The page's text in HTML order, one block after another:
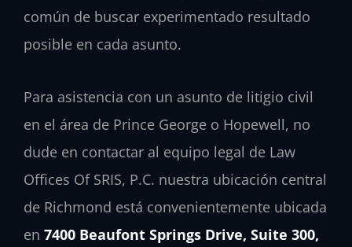
común de buscar experimentado resultado
posible en cada asunto.
Para asistencia con un asunto de litigio civil
en el área de Prince George o Hopewell, no
dude en contactar al equipo legal de Law
Offices Of SRIS, P.C. nuestra ubicación central
de Richmond está convenientemente ubicada
en 7400 Beaufont Springs Drive, Suite 300,